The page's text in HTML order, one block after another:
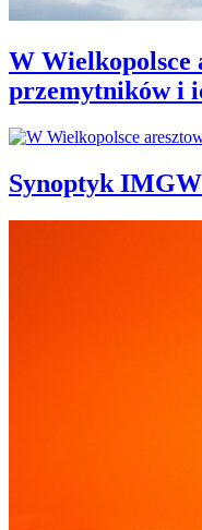
W Wielkopolsce
przemytników i
Synoptyk